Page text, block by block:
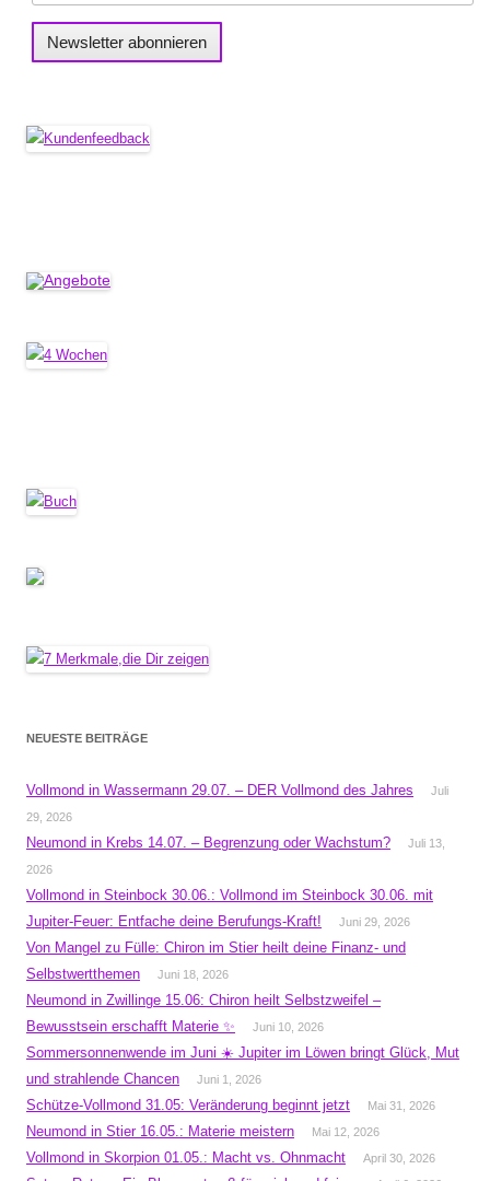
NEUESTE BEITRÄGE
Vollmond in Wassermann 29.07. – DER Vollmond des Jahres
Juli
29, 2026
Neumond in Krebs 14.07. – Begrenzung oder Wachstum?
Juli 13,
2026
Vollmond in Steinbock 30.06.: Vollmond im Steinbock 30.06. mit
Jupiter-Feuer: Entfache deine Berufungs-Kraft!
Juni 29, 2026
Von Mangel zu Fülle: Chiron im Stier heilt deine Finanz- und
Selbstwertthemen
Juni 18, 2026
Neumond in Zwillinge 15.06: Chiron heilt Selbstzweifel –
Bewusstsein erschafft Materie ✨
Juni 10, 2026
Sommersonnenwende im Juni ☀️ Jupiter im Löwen bringt Glück, Mut
und strahlende Chancen
Juni 1, 2026
Schütze-Vollmond 31.05: Veränderung beginnt jetzt Mai 31, 2026
Neumond in Stier 16.05.: Materie meistern Mai 12, 2026
Vollmond in Skorpion 01.05.: Macht vs. Ohnmacht April 30, 2026